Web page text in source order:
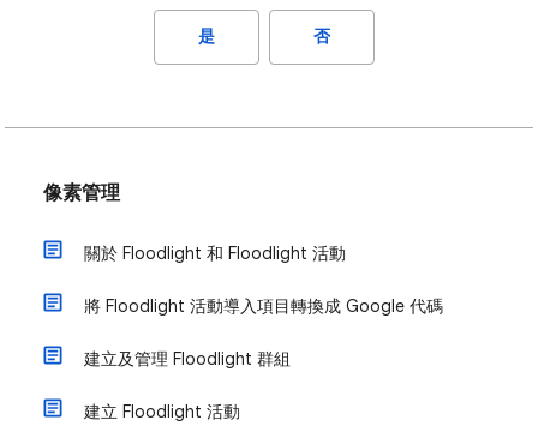
是 否
像素管理
關於 Floodlight 和 Floodlight 活動
將 Floodlight 活動導入項目轉換成 Google 代碼
建立及管理 Floodlight 群組
建立 Floodlight 活動